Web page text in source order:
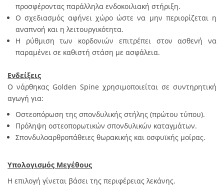
προσφέροντας παράλληλα ενδοκοιλιακή στήριξη.
Ο σχεδιασμός αφήνει χώρο ώστε να μην περιορίζεται η
αναπνοή και η λειτουργικότητα.
Η ρύθμιση των κορδονιών επιτρέπει στον ασθενή να
παραμένει σε καθιστή στάση με ασφάλεια.
Ενδείξεις
Ο νάρθηκας Golden Spine χρησιμοποιείται σε συντηρητική
αγωγή για:
Οστεοπόρωση της σπονδυλικής στήλης (πρώτου τύπου).
Πρόληψη οστεοπορωτικών σπονδυλικών καταγμάτων.
Σπονδυλοαρθροπάθειες θωρακικής και οσφυϊκής μοίρας.
Υπολογισμός Μεγέθους
Η επιλογή γίνεται βάσει της περιφέρειας λεκάνης.